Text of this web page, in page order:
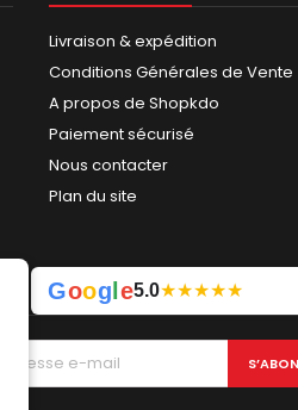
Livraison & expédition
Conditions Générales de Vente
A propos de Shopkdo
Paiement sécurisé
Nous contacter
Plan du site
Google5.0★★★★★